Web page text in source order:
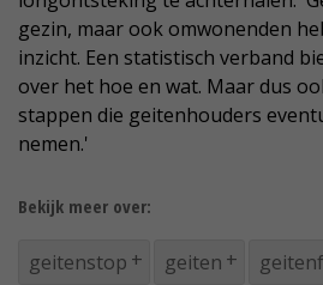
gezin, maar ook omwonenden
inzicht. Een statistisch verband
over het hoe en wat. Maar dus
stappen die geitenhouders
nemen.'
Bekijk meer over:
geitenstop geiten